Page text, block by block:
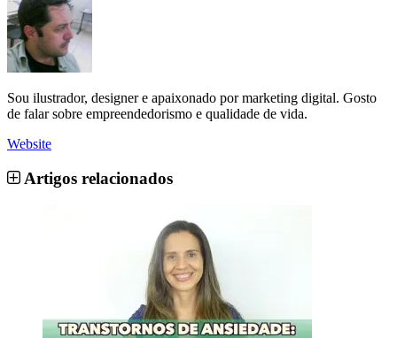
Sou ilustrador, designer e apaixonado por marketing digital. Gosto
de falar sobre empreendedorismo e qualidade de vida.
Website
Artigos relacionados